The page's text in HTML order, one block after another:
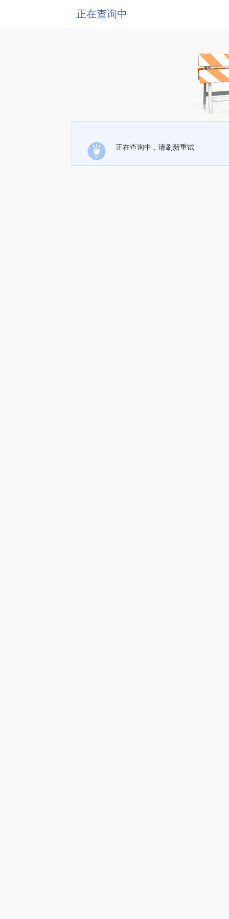
正在查询中
正在查询中，请刷新重试